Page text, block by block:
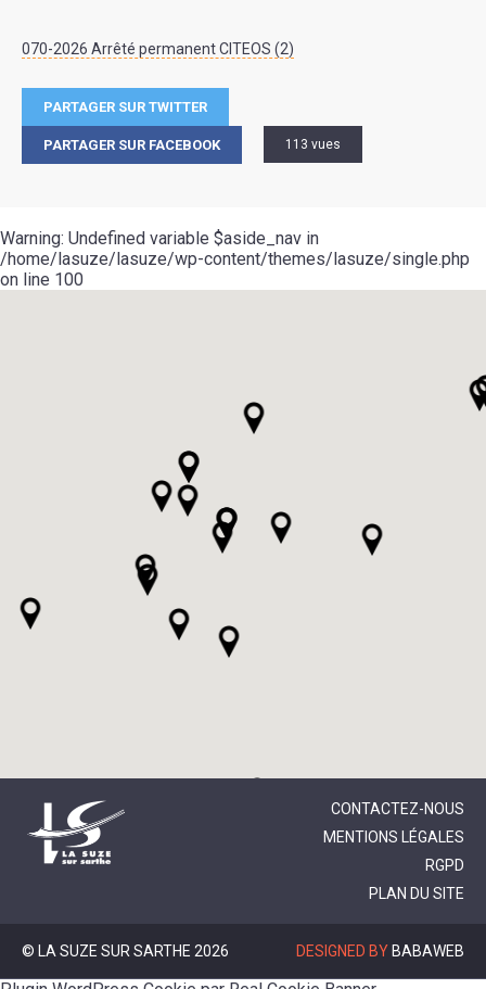
070-2026 Arrêté permanent CITEOS (2)
PARTAGER SUR TWITTER
PARTAGER SUR FACEBOOK 113 vues
Warning: Undefined variable $aside_nav in
/home/lasuze/lasuze/wp-content/themes/lasuze/single.php
on line 100
CONTACTEZ-NOUS
MENTIONS LÉGALES
RGPD
PLAN DU SITE
© LA SUZE SUR SARTHE 2026 DESIGNED BY BABAWEB